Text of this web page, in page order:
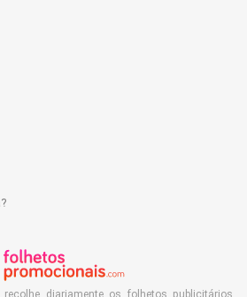
recolhe diariamente os folhetos publicitários